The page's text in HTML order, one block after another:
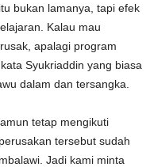
bukan lamanya, tapi efek
Kalau mau
apalagi program
Syukriaddin yang biasa
dalam dan tersangka.
tetap mengikuti
tersebut sudah
Jadi kami minta